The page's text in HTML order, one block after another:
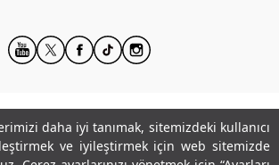
daha iyi tanımak, sitemizdeki kullanıcı
ve iyileştirmek için web sitemizde